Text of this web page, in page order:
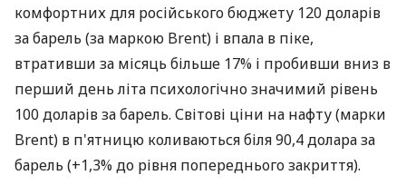
комфортних для російського бюджету 120 доларів
за барель (за маркою Brent) і впала в піке,
втративши за місяць більше 17% і пробивши вниз в
перший день літа психологічно значимий рівень
100 доларів за барель. Світові ціни на нафту (марки
Brent) в п'ятницю коливаються біля 90,4 долара за
барель (+1,3% до рівня попереднього закриття).